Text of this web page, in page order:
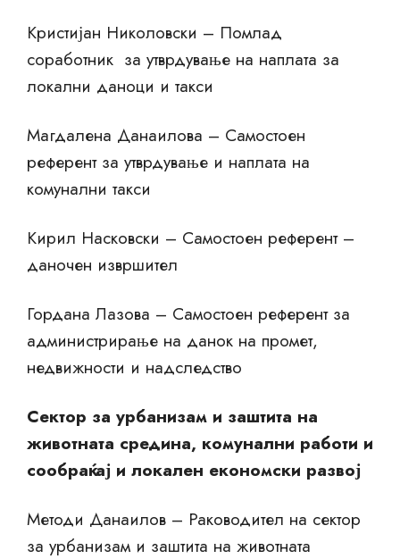
Кристијан Николовски – Помлад
соработник за утврдување на наплата за
локални даноци и такси
Магдалена Данаилова – Самостоен
референт за утврдување и наплата на
комунални такси
Кирил Насковски – Самостоен референт –
даночен извршител
Гордана Лазова – Самостоен референт за
администрирање на данок на промет,
недвижности и надследство
Сектор за урбанизам и заштита на
животната средина, комунални работи и
сообраќај и локален економски развој
Методи Данаилов – Раководител на сектор
за урбанизам и заштита на животната